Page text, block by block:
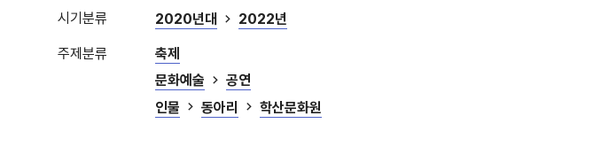
시기분류 2020년대 2022년
주제분류
축제
문화예술
공연
인물
동아리 학산문화원